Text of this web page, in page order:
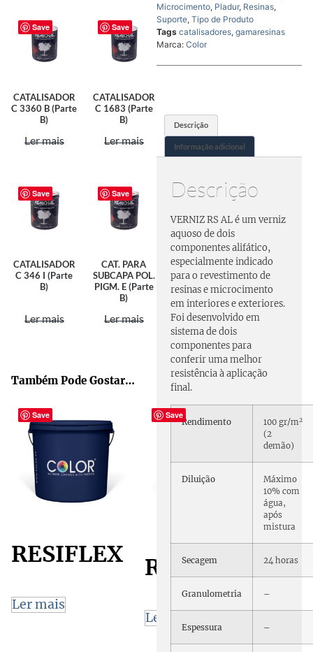
Save
CATALISADOR
C 3360 B (Parte
B)
Ler mais
Save
CATALISADOR
C 1683 (Parte
B)
Ler mais
Save
CATALISADOR
C 346 I (Parte
B)
Ler mais
Save
CAT. PARA
SUBCAPA POL.
PIGM. E (Parte
B)
Ler mais
Também Pode Gostar…
Save
RESIFLEX
Ler mais
Save
RESIMEDIO
Ler mais
Microcimento, Pladur, Resinas,
Suporte, Tipo de Produto
Tags catalisadores, gamaresinas
Marca: Color
Descrição
Informação adicional
Descrição
VERNIZ RS AL é um verniz
aquoso de dois
componentes alifático,
especialmente indicado
para o revestimento de
resinas e microcimento
em interiores e exteriores.
Foi desenvolvido em
sistema de dois
componentes para
conferir uma melhor
resistência à aplicação
final.
Rendimento 100 gr/m2
(2
demão)
Diluição
Máximo
10% com
água,
após
mistura
Secagem 24 horas
Granulometria –
Espessura –